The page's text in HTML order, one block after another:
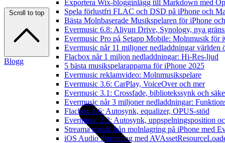
Exportera Wix-blogginlägg till Markdown med
Spela förlustfri FLAC och DSD på iPhone och
Bästa Molnbaserade Musikspelaren för iPhone
Evermusic 6.8: Aliyun Drive, Synology, nya
Evermusic Pro på Setapp Mobile: Molnmusik för
Evermusic når 11 miljoner nedladdningar världen
Flacbox når 1 miljon nedladdningar: Hi-Res-ljud
5 bästa musikspelarapparna för iPhone 2025
Evermusic reklamvideo: Molnmusikspelare
Evermusic 3.6: CarPlay, VoiceOver och mer
Evermusic 3.1: Crossfade, bibliotekssynk och
Evermusic når 3 miljoner nedladdningar:
Flacbox 1.6: Autosynk, equalizer, OPUS-stöd
Evermusic 2.3: Autosynk, uppspelningsposition
Streama musik från molnlagring på iPhone med
iOS Audio Streaming med
Scroll to top
Blogg